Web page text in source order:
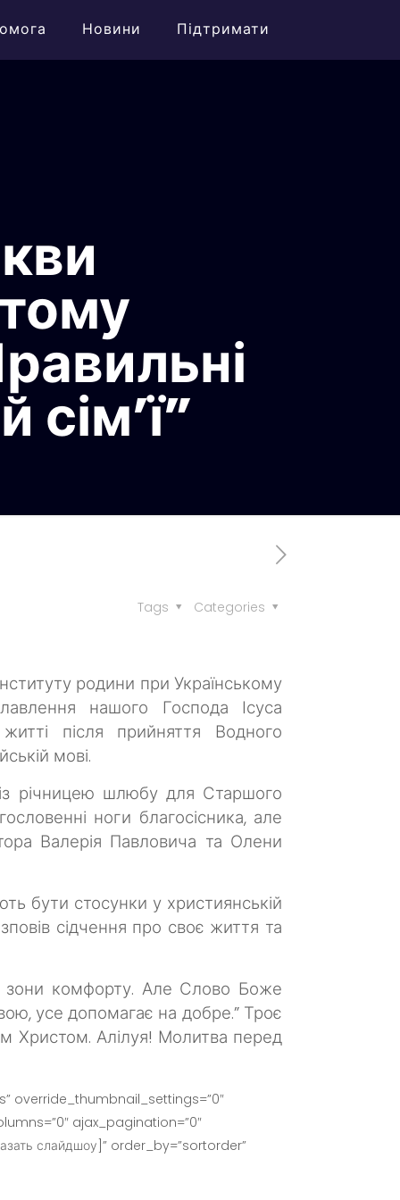
Новини Підтримати
Categories
Tags
родини при Українському
нашого Господа Ісуса
після прийняття Водного
мові.
річницею шлюбу для Старшого
ноги благосісника, але
Валерія Павловича та Олени
бути стосунки у християнській
сідчення про своє життя та
зони комфорту. Але Слово Боже
усе допомагає на добре.” Троє
Христом. Алілуя! Молитва перед
override_thumbnail_settings=”0″
ajax_pagination=”0″
слайдшоу]” order_by=”sortorder”